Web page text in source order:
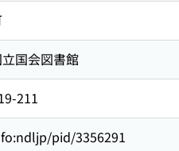
国会図書館
211
pid/3356291